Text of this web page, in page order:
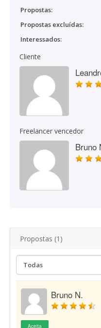
Propostas:
Propostas excluídas:
Interessados:
Cliente
Freelancer vencedor
Bruno
Propostas (1)
Bruno N.
Aceita